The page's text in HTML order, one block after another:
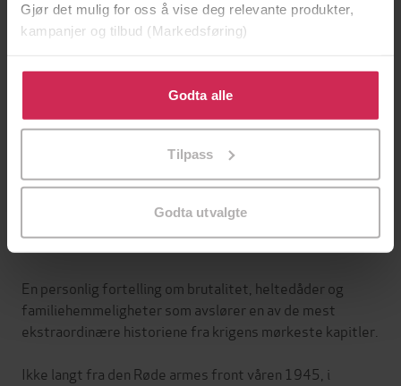
Gjør det mulig for oss å vise deg relevante produkter,
kampanjer og tilbud (Markedsføring)
Klikk på «Godta alle» for å gi oss ditt samtykke til å
bruke cookies for alle disse formålene. Du kan også
tilpasse ditt samtykke til spesifikke formål ved å klikke
Godta alle
Tilpass
Godta utvalgte
Språk Bokmål
beskyttelse
Vannmerket
9788232801060
En personlig fortelling om brutalitet, heltedåder og
familiehemmeligheter som avslører en av de mest
ekstraordinære historiene fra krigens mørkeste kapitler.
Ikke langt fra den Røde armes front våren 1945, i